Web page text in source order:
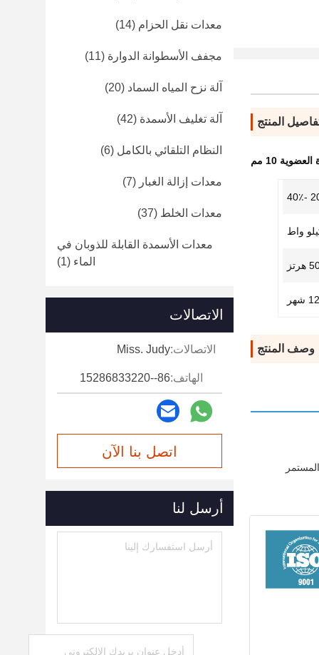
المنتج
10 مم
12 شهر
وصف المنتج
معدات نقل الحزام (14)
مجفف الأسطوانة الدوارة (11)
آلة نزح المياه السماد (20)
آلة تغليف الأسمدة (42)
النظام التلقائي بالكامل (6)
معدات إزالة الغبار (7)
معدات الخلط (37)
معدات الأسمدة القابلة للذوبان في
الماء (1)
الاتصالات
الاتصالات:Miss. Judy
الهاتف:86--15286833220
اتصل بنا الآن
أرسل لنا